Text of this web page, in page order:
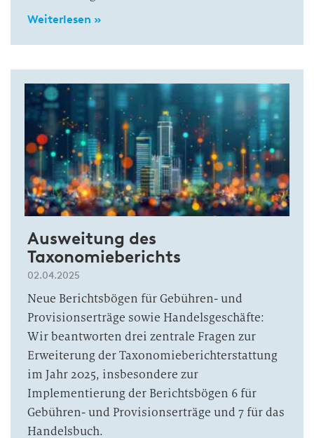
Weiterlesen »
Ausweitung des
Taxonomieberichts
02.04.2025
Neue Berichtsbögen für Gebühren- und
Provisionserträge sowie Handelsgeschäfte:
Wir beantworten drei zentrale Fragen zur
Erweiterung der Taxonomieberichterstattung
im Jahr 2025, insbesondere zur
Implementierung der Berichtsbögen 6 für
Gebühren- und Provisionserträge und 7 für das
Handelsbuch.